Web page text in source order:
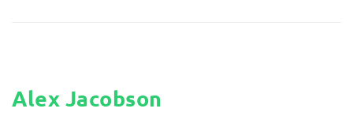
Alex Jacobson